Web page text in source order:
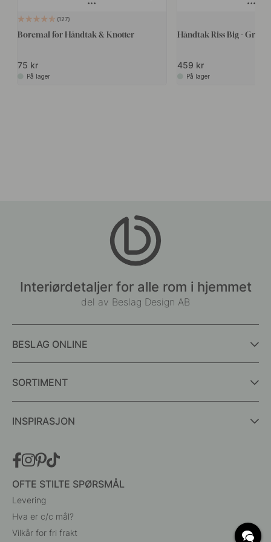
127
Boremal for Håndtak & Knotter
75 kr
På lager
Håndtak Riss Big - Grå
459 kr
På lager
Interiørdetaljer for alle rom i hjemmet
del av Beslag Design AB
BESLAG ONLINE
SORTIMENT
INSPIRASJON
OFTE STILTE SPØRSMÅL
Levering
Hva er c/c mål?
Vilkår for fri frakt